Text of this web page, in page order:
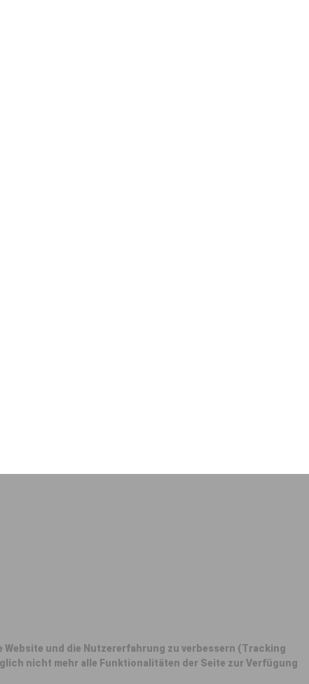
Website und die Nutzererfahrung zu verbessern (Tracking
nicht mehr alle Funktionalitäten der Seite zur Verfügung